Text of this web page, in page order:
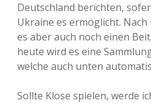
Deutschland berichten,
Ukraine es ermöglicht.
es aber auch noch einen
heute wird es eine
welche auch unten
Sollte Klose spielen, werde